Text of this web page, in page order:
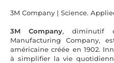
3M Company | Science.
3M Company, diminutif
Manufacturing Company,
américaine créée en 1902.
à simplifier la vie